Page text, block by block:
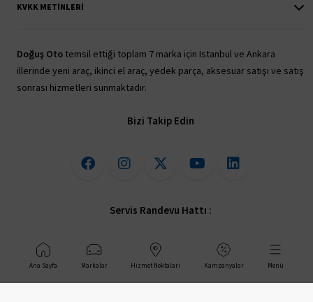
KVKK METINLERI
Doğuş Oto temsil ettiği toplam 7 marka için İstanbul ve Ankara
illerinde yeni araç, ikinci el araç, yedek parça, aksesuar satışı ve satış
sonrası hizmetleri sunmaktadır.
Bizi Takip Edin
Servis Randevu Hattı :
444 40 05
Ana Sayfa Markalar Hizmet Noktaları Kampanyalar Menü